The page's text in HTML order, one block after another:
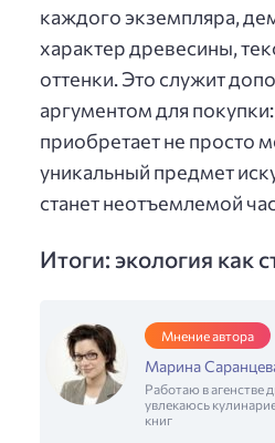
каждого экземпляра,
характер древесины,
оттенки. Это служит
аргументом для
приобретает не просто
уникальный предмет
станет неотъемлемой
Итоги: экология как
Мнение автора
Марина
Работаю в агенстве
увлекаюсь
книг